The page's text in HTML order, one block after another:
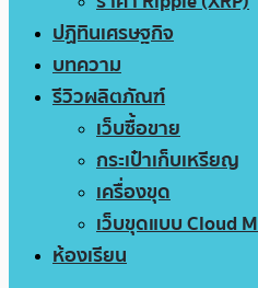
ปฏิทินเศรษฐกิจ
บทความ
รีวิวผลิตภัณฑ์
เว็บซื้อขาย
กระเป๋าเก็บเหรียญ
เครื่องขุด
เว็บขุดแบบ Cloud
ห้องเรียน